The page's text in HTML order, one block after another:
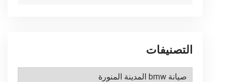
التصنيفات
التصنيفات